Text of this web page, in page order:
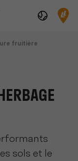
fruitière
sols et le